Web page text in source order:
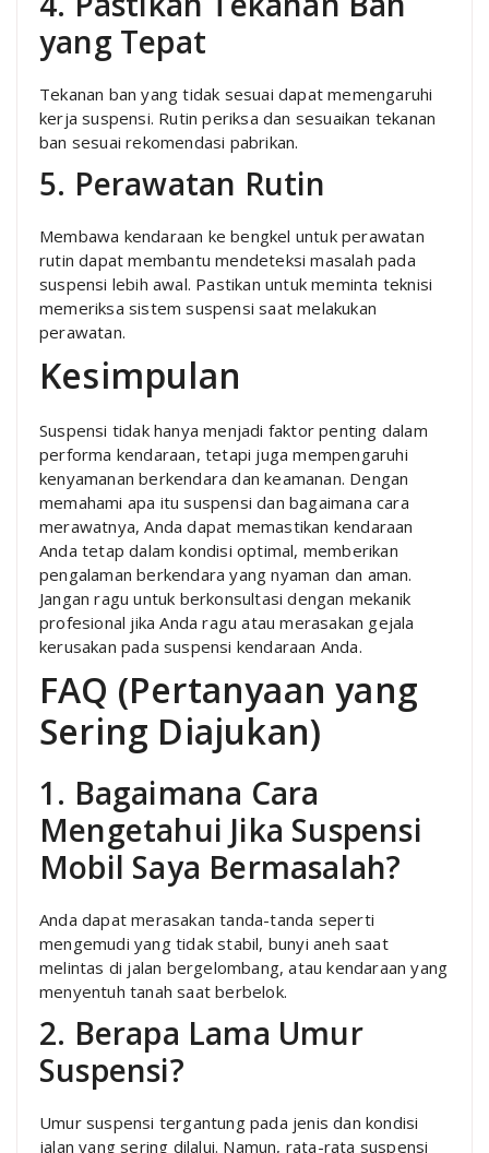
yang Tepat
Tekanan ban yang tidak sesuai dapat memengaruhi
kerja suspensi. Rutin periksa dan sesuaikan tekanan
ban sesuai rekomendasi pabrikan.
5. Perawatan Rutin
Membawa kendaraan ke bengkel untuk perawatan
rutin dapat membantu mendeteksi masalah pada
suspensi lebih awal. Pastikan untuk meminta teknisi
memeriksa sistem suspensi saat melakukan
perawatan.
Kesimpulan
Suspensi tidak hanya menjadi faktor penting dalam
performa kendaraan, tetapi juga mempengaruhi
kenyamanan berkendara dan keamanan. Dengan
memahami apa itu suspensi dan bagaimana cara
merawatnya, Anda dapat memastikan kendaraan
Anda tetap dalam kondisi optimal, memberikan
pengalaman berkendara yang nyaman dan aman.
Jangan ragu untuk berkonsultasi dengan mekanik
profesional jika Anda ragu atau merasakan gejala
kerusakan pada suspensi kendaraan Anda.
FAQ (Pertanyaan yang
Sering Diajukan)
1. Bagaimana Cara
Mengetahui Jika Suspensi
Mobil Saya Bermasalah?
Anda dapat merasakan tanda-tanda seperti
mengemudi yang tidak stabil, bunyi aneh saat
melintas di jalan bergelombang, atau kendaraan yang
menyentuh tanah saat berbelok.
2. Berapa Lama Umur
Suspensi?
Umur suspensi tergantung pada jenis dan kondisi
jalan yang sering dilalui. Namun, rata-rata suspensi